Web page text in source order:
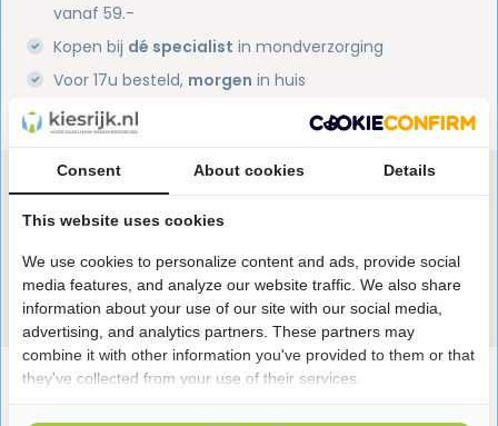
vanaf 59.-
Kopen bij dé specialist in mondverzorging
Voor 17u besteld, morgen in huis
1 miljoen+tevreden klanten
Productomschrijving
Heb je een vraag over dit product?
Onze specialisten helpen je graag! Spreek ons aan
Stuur e-mail
Consent About cookies Details
This website uses cookies
We use cookies to personalize content and ads, provide social
media features, and analyze our website traffic. We also share
information about your use of our site with our social media,
advertising, and analytics partners. These partners may
combine it with other information you've provided to them or that
they've collected from your use of their services.